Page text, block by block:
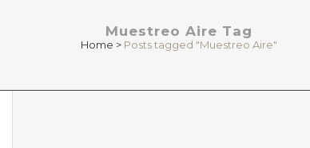
Muestreo Aire Tag
Home > Posts tagged "Muestreo Aire"